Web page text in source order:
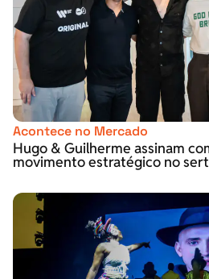
Acontece no Mercado
Hugo & Guilherme assinam
movimento estratégico no